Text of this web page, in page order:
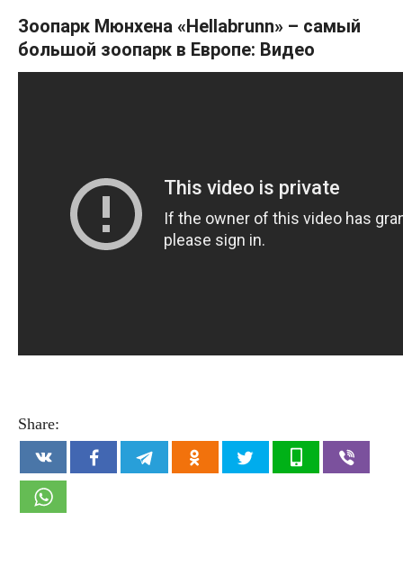
Зоопарк Мюнхена «Hellabrunn» – самый
большой зоопарк в Европе: Видео
Share: